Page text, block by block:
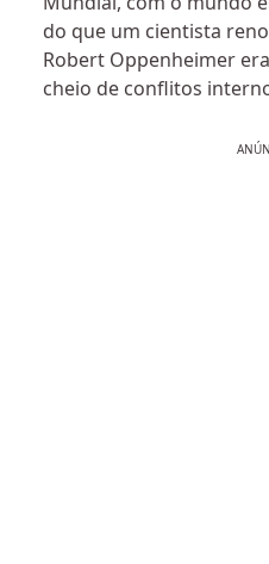
do que um cientista
Robert Oppenheimer
cheio de conflitos